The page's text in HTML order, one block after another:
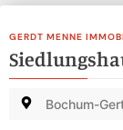
GERDT MENNE
Bochum-